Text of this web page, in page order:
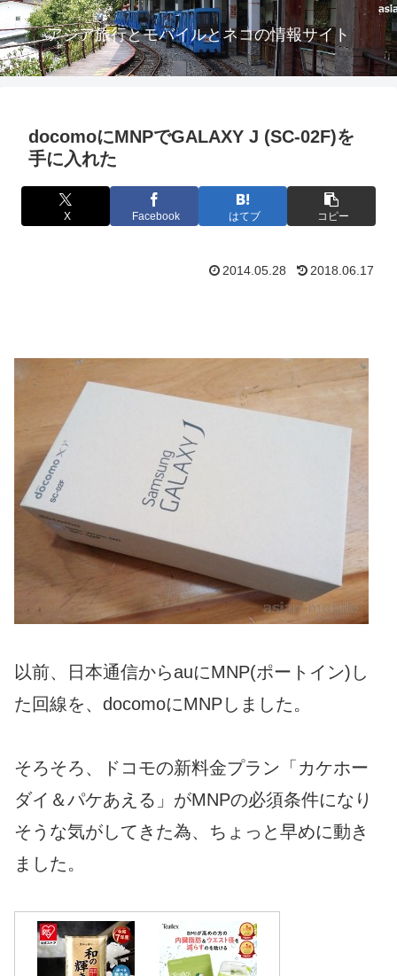
アジア旅行とモバイルとネコの情報サイト
docomoにMNPでGALAXY J (SC-02F)を
手に入れた
X Facebook はてブ コピー
2014.05.28 2018.06.17
以前、日本通信からauにMNP(ポートイン)し
た回線を、docomoにMNPしました。
そろそろ、ドコモの新料金プラン「カケホー
ダイ＆パケあえる」がMNPの必須条件になり
そうな気がしてきた為、ちょっと早めに動き
ました。